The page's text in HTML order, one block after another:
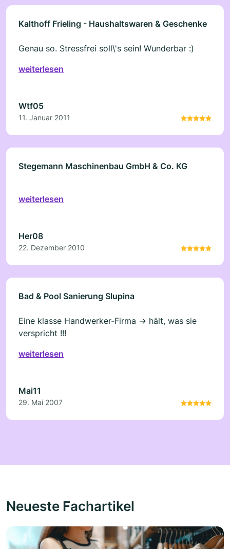
Kalthoff Frieling - Haushaltswaren & Geschenke
Genau so. Stressfrei soll\'s sein! Wunderbar :)
weiterlesen
Wtf05
11. Januar 2011
Stegemann Maschinenbau GmbH & Co. KG
weiterlesen
Her08
22. Dezember 2010
Bad & Pool Sanierung Slupina
Eine klasse Handwerker-Firma -> hält, was sie
verspricht !!!
weiterlesen
Mai11
29. Mai 2007
Neueste Fachartikel